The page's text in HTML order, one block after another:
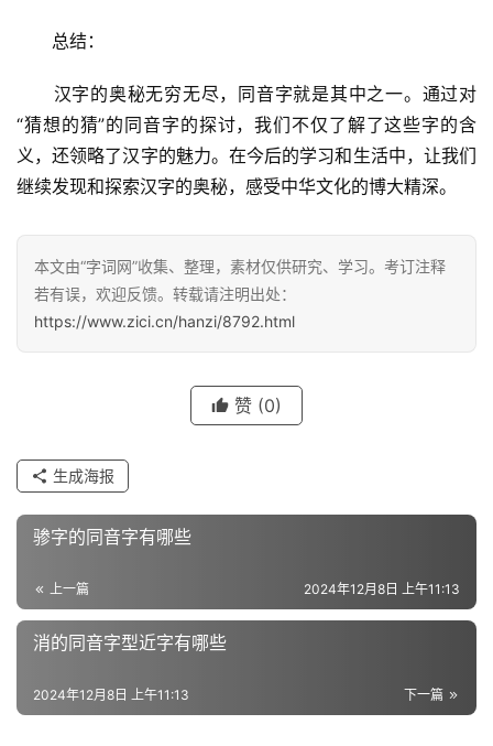
汉
字
组
词
近
义
词
总结：
汉字的奥秘无穷无尽，同音字就是其中之一。通过对
“猜想的猜”的同音字的探讨，我们不仅了解了这些字的含
义，还领略了汉字的魅力。在今后的学习和生活中，让我们
继续发现和探索汉字的奥秘，感受中华文化的博大精深。
本文由“字词网”收集、整理，素材仅供研究、学习。考订注释
若有误，欢迎反馈。转载请注明出处：
https://www.zici.cn/hanzi/8792.html
赞 (0)
生成海报
骖字的同音字有哪些
上一篇 2024年12月8日 上午11:13
消的同音字型近字有哪些
下一篇
2024年12月8日 上午11:13